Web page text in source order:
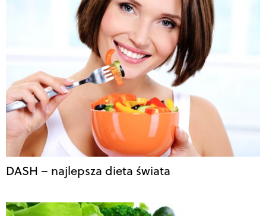
DASH – najlepsza dieta świata